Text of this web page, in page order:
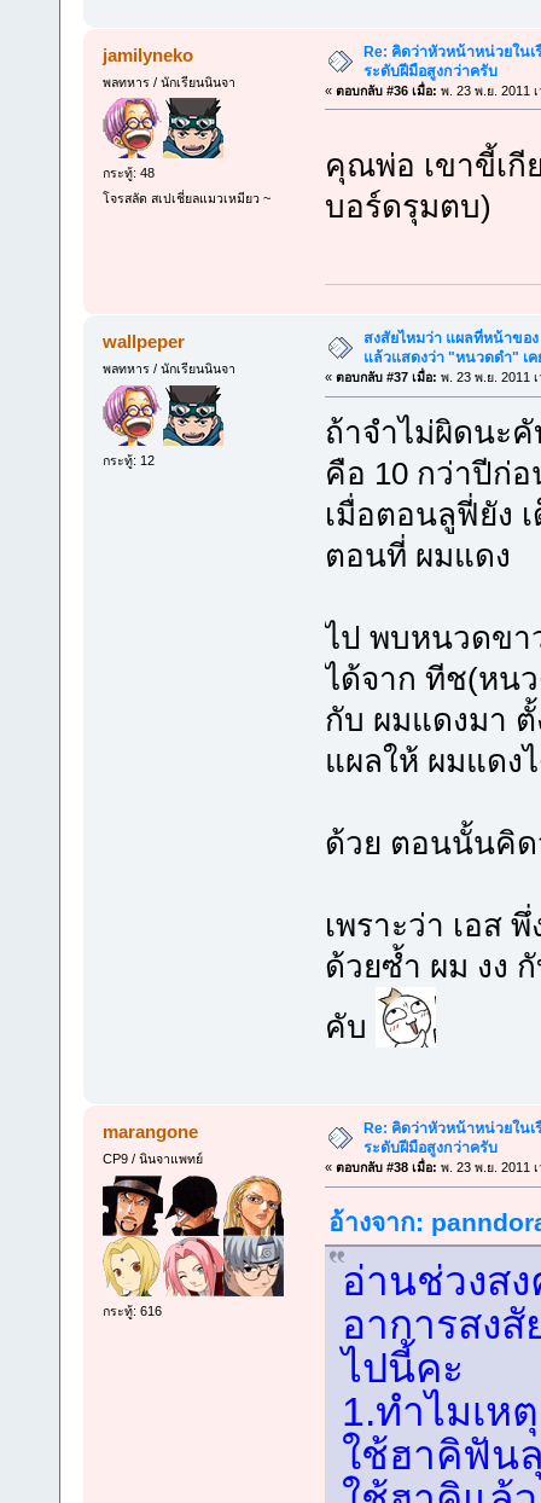
jamilyneko
พลทหาร / นักเรียนนินจา
กระทู้: 48
โจรสลัด สเปเชี่ยลแมวเหมียว ~
Re: คิดว่าหัวหน้าหน่วยใน
ระดับฝีมือสูงกว่าครับ
« ตอบกลับ #36 เมื่อ: พ. 23 พ.ย. 2011
คุณพ่อ เขาขี้เกี
บอร์ดรุมตบ)
wallpeper
พลทหาร / นักเรียนนินจา
กระทู้: 12
สงสัยไหมว่า แผลที่หน้าขอ
แล้วแสดงว่า "หนวดดำ" เค
« ตอบกลับ #37 เมื่อ: พ. 23 พ.ย. 2011
ถ้าจำไม่ผิดนะ
คือ 10 กว่าปีก่
เมื่อตอนลูฟี่ยัง
ตอนที่ ผมแดง
ไป พบหนวดขา
ได้จาก ทีช(หน
กับ ผมแดงมา
แผลให้ ผมแดง
ด้วย ตอนนั้นคิด
เพราะว่า เอส
ด้วยซ้ำ ผม งง
คับ
marangone
CP9 / นินจาแพทย์
กระทู้: 616
Re: คิดว่าหัวหน้าหน่วยใน
ระดับฝีมือสูงกว่าครับ
« ตอบกลับ #38 เมื่อ: พ. 23 พ.ย. 2011
อ้างจาก:
อ่านช่วงส
อาการสง
ไปนี้คะ
1.ทำไมเห
ใช้ฮาคิฟัน